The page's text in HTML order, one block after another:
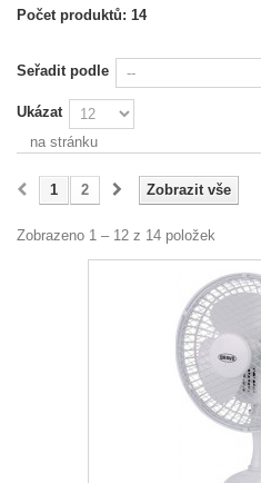
Počet produktů: 14
Seřadit podle
Ukázat
na stránku
Zobrazit vše
1 2
Zobrazeno 1 – 12 z 14 položek